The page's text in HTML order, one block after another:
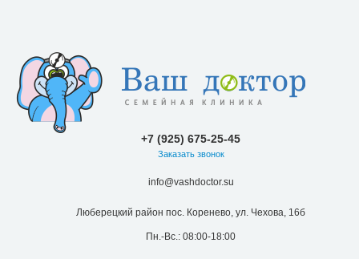
+7 (925) 675-25-45
Заказать звонок
info@vashdoctor.su
Люберецкий район пос. Коренево, ул. Чехова, 16б
Пн.-Вс.: 08:00-18:00